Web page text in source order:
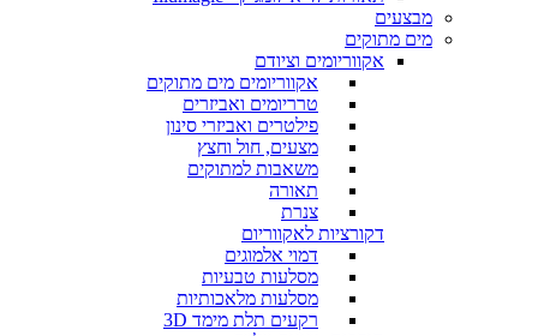
מבצעים
מים מתוקים
אקווריומים וציודם
אקווריומים מים מתוקים
טרריומים ואביזרים
פילטרים ואביזרי סינון
מצעים, חול וחצץ
משאבות למתוקים
תאורה
צנרת
דקורציות לאקווריום
דמוי אלמוגים
מסלעות טבעיות
מסלעות מלאכותיות
רקעים תלת מימד 3D